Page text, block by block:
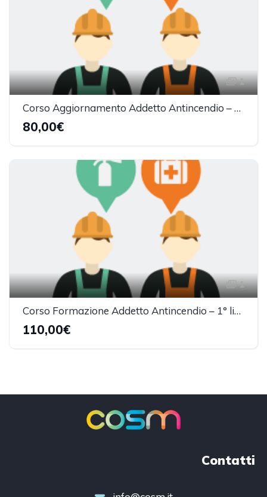
1
Corso Aggiornamento Addetto Antincendio – 1° livello (2h)
80,00€
1
Corso Formazione Addetto Antincendio – 1° livello (4h)
110,00€
Contatti